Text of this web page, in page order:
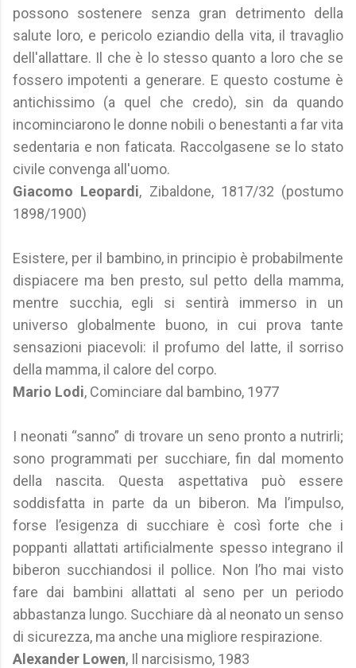
possono sostenere senza gran detrimento della
salute loro, e pericolo eziandio della vita, il travaglio
dell'allattare. Il che è lo stesso quanto a loro che se
fossero impotenti a generare. E questo costume è
antichissimo (a quel che credo), sin da quando
incominciarono le donne nobili o benestanti a far vita
sedentaria e non faticata. Raccolgasene se lo stato
civile convenga all'uomo.
Giacomo Leopardi, Zibaldone, 1817/32 (postumo
1898/1900)
Esistere, per il bambino, in principio è probabilmente
dispiacere ma ben presto, sul petto della mamma,
mentre succhia, egli si sentirà immerso in un
universo globalmente buono, in cui prova tante
sensazioni piacevoli: il profumo del latte, il sorriso
della mamma, il calore del corpo.
Mario Lodi, Cominciare dal bambino, 1977
I neonati “sanno” di trovare un seno pronto a nutrirli;
sono programmati per succhiare, fin dal momento
della nascita. Questa aspettativa può essere
soddisfatta in parte da un biberon. Ma l’impulso,
forse l’esigenza di succhiare è così forte che i
poppanti allattati artificialmente spesso integrano il
biberon succhiandosi il pollice. Non l’ho mai visto
fare dai bambini allattati al seno per un periodo
abbastanza lungo. Succhiare dà al neonato un senso
di sicurezza, ma anche una migliore respirazione.
Alexander Lowen, Il narcisismo, 1983